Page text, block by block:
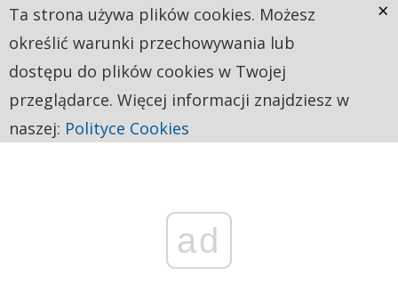
ad
Ta strona używa plików cookies. Możesz
określić warunki przechowywania lub
dostępu do plików cookies w Twojej
przeglądarce. Więcej informacji znajdziesz w
naszej: Polityce Cookies
×